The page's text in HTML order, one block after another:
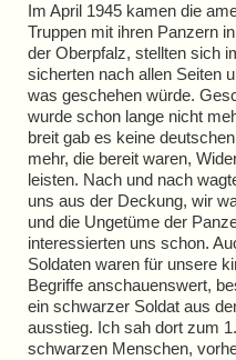
Im April 1945 kamen die
Truppen mit ihren Panzern
der Oberpfalz, stellten sich
sicherten nach allen Seiten
was geschehen würde.
wurde schon lange nicht
breit gab es keine
mehr, die bereit waren,
leisten. Nach und nach
uns aus der Deckung, wir
und die Ungetüme der
interessierten uns schon.
Soldaten waren für unsere
Begriffe anschauenswert,
ein schwarzer Soldat aus
ausstieg. Ich sah dort zum
schwarzen Menschen,